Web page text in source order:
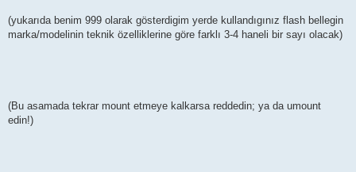
(yukarıda benim 999 olarak gösterdigim yerde kullandıgınız flash bellegin
marka/modelinin teknik özelliklerine göre farklı 3-4 haneli bir sayı olacak)
(Bu asamada tekrar mount etmeye kalkarsa reddedin; ya da umount
edin!)